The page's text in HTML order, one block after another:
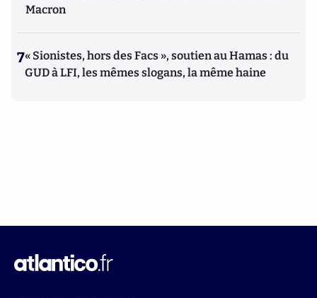
Macron
7« Sionistes, hors des Facs », soutien au Hamas : du
GUD à LFI, les mêmes slogans, la même haine